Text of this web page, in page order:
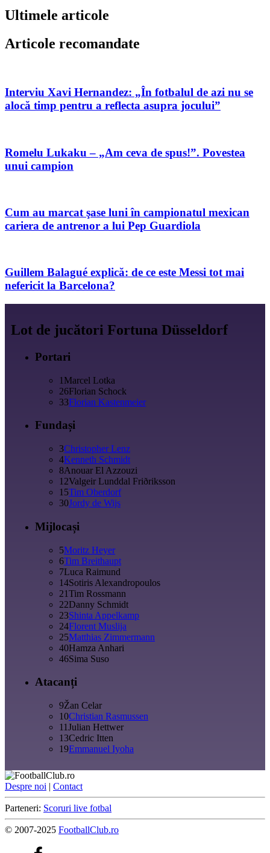
Ultimele articole
Articole recomandate
Interviu Xavi Hernandez: „În fotbalul de azi nu se
alocă timp pentru a reflecta asupra jocului”
Romelu Lukaku – „Am ceva de spus!”. Povestea
unui campion
Cum au marcat şase luni în campionatul mexican
cariera de antrenor a lui Pep Guardiola
Guillem Balagué explică: de ce este Messi tot mai
nefericit la Barcelona?
Lot de jucători Fortuna Düsseldorf
Portari
1 Marcel Lotka
26Florian Schock
33Florian Kastenmeier
Fundași
3Christopher Lenz
4Kenneth Schmidt
8Anouar El Azzouzi
12Valgeir Lunddal Friðriksson
15Tim Oberdorf
30Jordy de Wijs
Mijlocași
5Moritz Heyer
6Tim Breithaupt
7Luca Raimund
14Sotiris Alexandropoulos
21Tim Rossmann
22Danny Schmidt
23Shinta Appelkamp
24Florent Muslija
25Matthias Zimmermann
40Hamza Anhari
46Sima Suso
Atacanți
9Žan Celar
10Christian Rasmussen
11Julian Hettwer
13Cedric Itten
19Emmanuel Iyoha
Despre noi | Contact
Parteneri: Scoruri live fotbal
© 2007-2025 FootballClub.ro